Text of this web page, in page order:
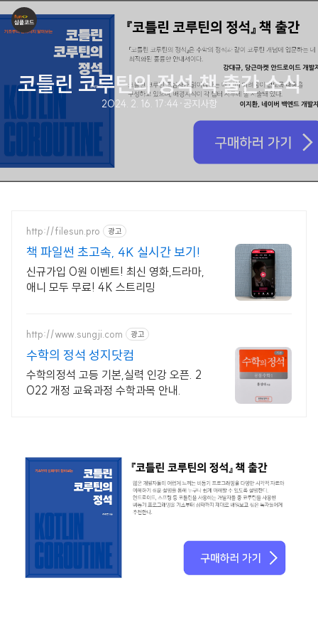
코틀린 코루틴의 정석 책 출간 소식
2024. 2. 16. 17:44 ·공지사항
http://filesun.pro 광고
책 파일썬 초고속, 4K 실시간 보기!
신규가입 0원 이벤트! 최신 영화,드라마,
애니 모두 무료! 4K 스트리밍
http://www.sungji.com 광고
수학의 정석 성지닷컴
수학의정석 고등 기본,실력 인강 오픈. 2
022 개정 교육과정 수학과목 안내.